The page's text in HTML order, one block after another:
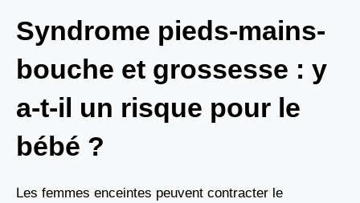
Syndrome pieds-mains-
bouche et grossesse : y
a-t-il un risque pour le
bébé ?
Les femmes enceintes peuvent contracter le